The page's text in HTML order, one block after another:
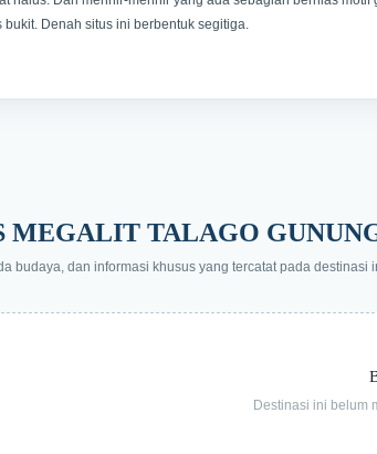
bukit. Denah situs ini berbentuk segitiga.
MEGALIT TALAGO
budaya, dan informasi khusus yang tercatat pada destinasi
Destinasi ini belum